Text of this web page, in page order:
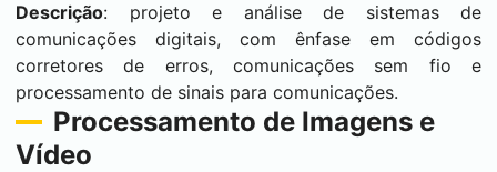
Descrição: projeto e análise de sistemas de
comunicações digitais, com ênfase em códigos
corretores de erros, comunicações sem fio e
processamento de sinais para comunicações.
Processamento de Imagens e
Vídeo